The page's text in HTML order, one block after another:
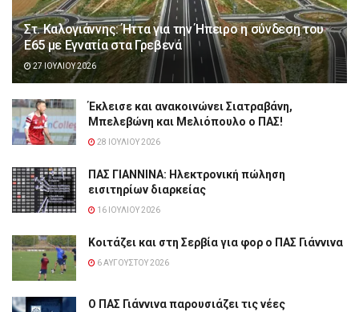
Στ. Καλογιάννης: Ήττα για την Ήπειρο η σύνδεση του
Ε65 με Εγνατία στα Γρεβενά
27 ΙΟΥΛΊΟΥ 2026
Έκλεισε και ανακοινώνει Σιατραβάνη,
Μπελεβώνη και Μελιόπουλο ο ΠΑΣ!
28 ΙΟΥΛΊΟΥ 2026
ΠΑΣ ΓΙΑΝΝΙΝΑ: Hλεκτρονική πώληση
εισιτηρίων διαρκείας
16 ΙΟΥΛΊΟΥ 2026
Κοιτάζει και στη Σερβία για φορ ο ΠΑΣ Γιάννινα
6 ΑΥΓΟΎΣΤΟΥ 2026
Ο ΠΑΣ Γιάννινα παρουσιάζει τις νέες